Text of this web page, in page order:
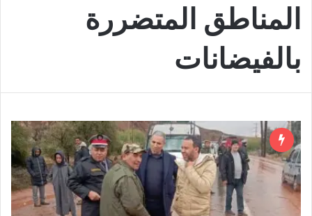
المناطق المتضررة
بالفيضانات